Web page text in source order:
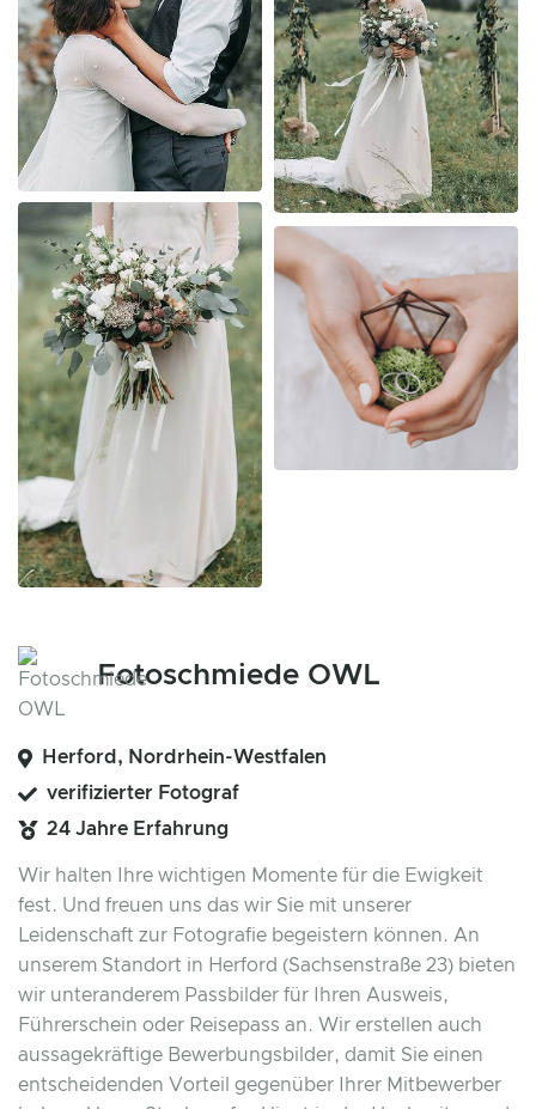
Fotoschmiede OWL
Herford, Nordrhein-Westfalen
verifizierter Fotograf
24 Jahre Erfahrung
Wir halten Ihre wichtigen Momente für die Ewigkeit
fest. Und freuen uns das wir Sie mit unserer
Leidenschaft zur Fotografie begeistern können. An
unserem Standort in Herford (Sachsenstraße 23) bieten
wir unteranderem Passbilder für Ihren Ausweis,
Führerschein oder Reisepass an. Wir erstellen auch
aussagekräftige Bewerbungsbilder, damit Sie einen
entscheidenden Vorteil gegenüber Ihrer Mitbewerber